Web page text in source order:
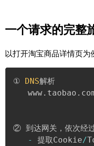
一个请求的完整
以打开淘宝商品详情页
① DNS解析
   www
. taobao .
② 到达网关，依次经过
-
提取Cookie/